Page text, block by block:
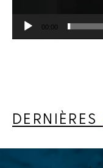
00:00
DERNIÈRES